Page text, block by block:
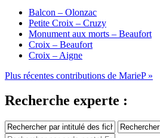
Balcon – Olonzac
Petite Croix – Cruzy
Monument aux morts – Beaufort
Croix – Beaufort
Croix – Aigne
Plus récentes contributions de MarieP »
Recherche experte :